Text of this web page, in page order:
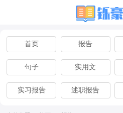
首页 报告
句子 实用文
实习报告 述职报告